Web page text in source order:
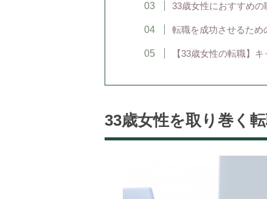
33歳女性におすすめ
転職を成功させるため
【33歳女性の転職】
33歳女性を取り巻く